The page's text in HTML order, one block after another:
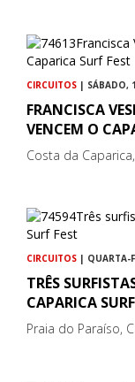
CIRCUITOS | SÁBADO,
FRANCISCA
VENCEM O
Costa da
CIRCUITOS | QUARTA-
TRÊS
CAPARICA
Praia do Paraíso,